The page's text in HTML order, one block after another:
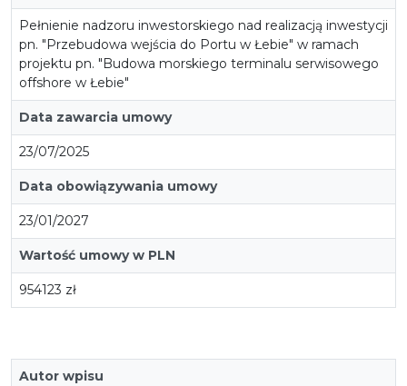
Pełnienie nadzoru inwestorskiego nad realizacją inwestycji
pn. "Przebudowa wejścia do Portu w Łebie" w ramach
projektu pn. "Budowa morskiego terminalu serwisowego
offshore w Łebie"
Data zawarcia umowy
23/07/2025
Data obowiązywania umowy
23/01/2027
Wartość umowy w PLN
954123 zł
Autor wpisu